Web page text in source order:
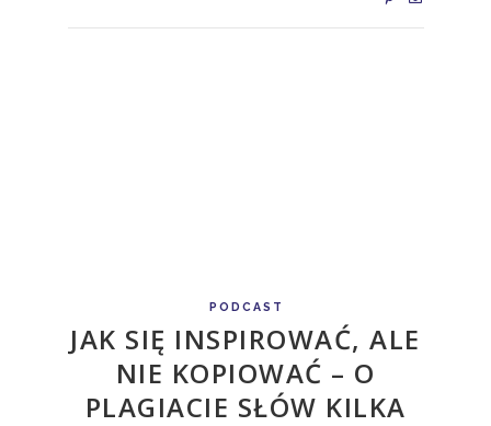
PODCAST
JAK SIĘ INSPIROWAĆ, ALE
NIE KOPIOWAĆ – O
PLAGIACIE SŁÓW KILKA